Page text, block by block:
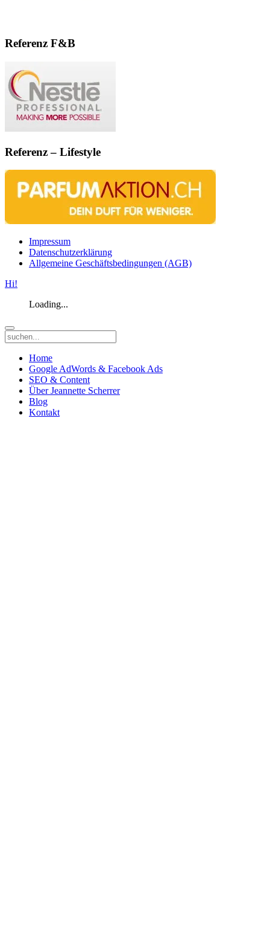
Referenz F&B
Referenz – Lifestyle
Impressum
Datenschutzerklärung
Allgemeine Geschäftsbedingungen (AGB)
Hi!
Loading...
Home
Google AdWords & Facebook Ads
SEO & Content
Über Jeannette Scherrer
Blog
Kontakt